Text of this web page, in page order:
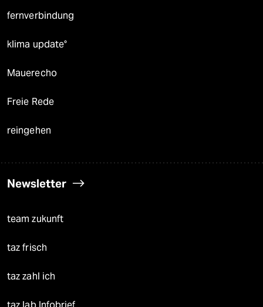
fernverbindung
klima update°
Mauerecho
Freie Rede
reingehen
Newsletter
team zukunft
taz frisch
taz zahl ich